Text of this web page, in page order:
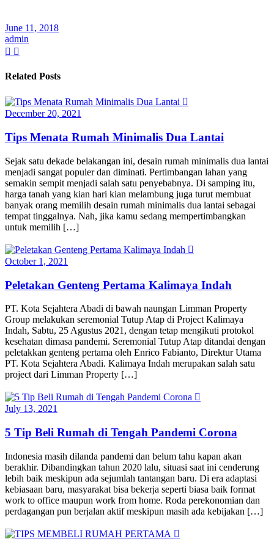
June 11, 2018
admin
Related Posts
December 20, 2021
Tips Menata Rumah Minimalis Dua Lantai
Sejak satu dekade belakangan ini, desain rumah minimalis dua lantai
menjadi sangat populer dan diminati. Pertimbangan lahan yang
semakin sempit menjadi salah satu penyebabnya. Di samping itu,
harga tanah yang kian hari kian melambung juga turut membuat
banyak orang memilih desain rumah minimalis dua lantai sebagai
tempat tinggalnya. Nah, jika kamu sedang mempertimbangkan
untuk memilih […]
October 1, 2021
Peletakan Genteng Pertama Kalimaya Indah
PT. Kota Sejahtera Abadi di bawah naungan Limman Property
Group melakukan seremonial Tutup Atap di Project Kalimaya
Indah, Sabtu, 25 Agustus 2021, dengan tetap mengikuti protokol
kesehatan dimasa pandemi. Seremonial Tutup Atap ditandai dengan
peletakkan genteng pertama oleh Enrico Fabianto, Direktur Utama
PT. Kota Sejahtera Abadi. Kalimaya Indah merupakan salah satu
project dari Limman Property […]
July 13, 2021
5 Tip Beli Rumah di Tengah Pandemi Corona
Indonesia masih dilanda pandemi dan belum tahu kapan akan
berakhir. Dibandingkan tahun 2020 lalu, situasi saat ini cenderung
lebih baik meskipun ada sejumlah tantangan baru. Di era adaptasi
kebiasaan baru, masyarakat bisa bekerja seperti biasa baik format
work to office maupun work from home. Roda perekonomian dan
perdagangan pun berjalan aktif meskipun masih ada kebijakan […]